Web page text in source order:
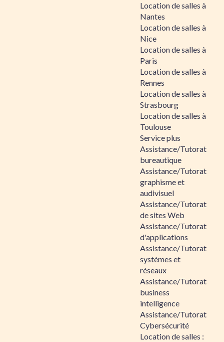
Location de salles à
Nantes
Location de salles à
Nice
Location de salles à
Paris
Location de salles à
Rennes
Location de salles à
Strasbourg
Location de salles à
Toulouse
Service plus
Assistance/Tutorat
bureautique
Assistance/Tutorat
graphisme et
audivisuel
Assistance/Tutorat
de sites Web
Assistance/Tutorat
d'applications
Assistance/Tutorat
systèmes et
réseaux
Assistance/Tutorat
business
intelligence
Assistance/Tutorat
Cybersécurité
Location de salles :